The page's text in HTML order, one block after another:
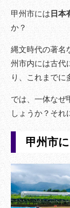
甲州市には 日本
か？
縄文時代の著名
州市内には古代
り、これまでに
では、一体なぜ
しょうか？それ
甲州市